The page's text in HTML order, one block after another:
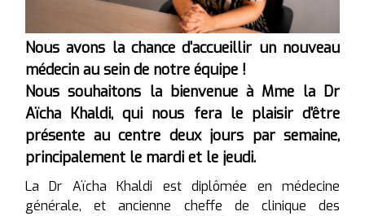
Les soins RENATA FRANÇA
Photobiomodulation par LED
Peeling léger
Programmes de soins spéciaux
Nous avons la chance d'accueillir un nouveau
médecin au sein de notre équipe !
Nous souhaitons la bienvenue à Mme la Dr
Aïcha Khaldi, qui nous fera le plaisir d'être
présente au centre deux jours par semaine,
principalement le mardi et le jeudi.
La Dr Aïcha Khaldi est diplômée en médecine
générale, et ancienne cheffe de clinique des